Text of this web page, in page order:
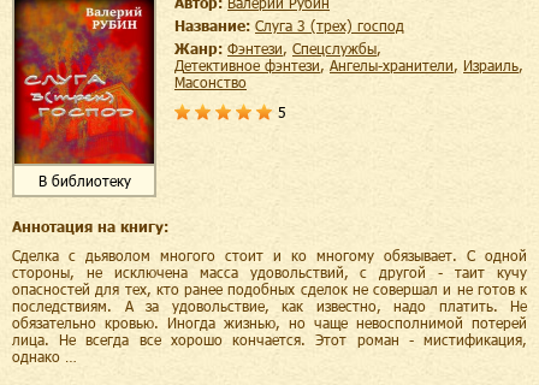
В библиотеку
Название:
Слуга 3 (трех) господ
Жанр:
фэнтези, спецслужбы,
детективное фэнтези, ангелы-хранители, Израиль,
масонство
5
Аннотация на книгу:
Сделка с дьяволом многого стоит и ко многому обязывает. С одной
стороны, не исключена масса удовольствий, с другой - таит кучу
опасностей для тех, кто ранее подобных сделок не совершал и не готов к
последствиям. А за удовольствие, как известно, надо платить. Не
обязательно кровью. Иногда жизнью, но чаще невосполнимой потерей
лица. Не всегда все хорошо кончается. Этот роман - мистификация,
однако …